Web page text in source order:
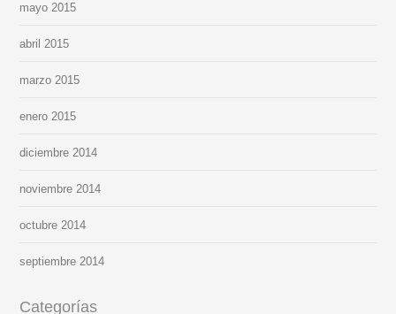
mayo 2015
abril 2015
marzo 2015
enero 2015
diciembre 2014
noviembre 2014
octubre 2014
septiembre 2014
Categorías